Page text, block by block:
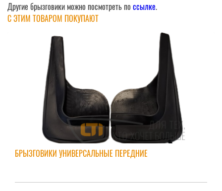
Другие брызговики можно посмотреть по ссылке.
С ЭТИМ ТОВАРОМ ПОКУПАЮТ
БРЫЗГОВИКИ УНИВЕРСАЛЬНЫЕ ПЕРЕДНИЕ